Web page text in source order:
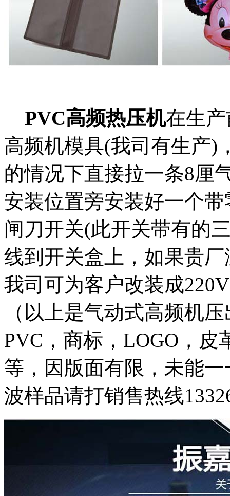
PVC高频热压机在生
高频机模具(我司有生产)
的情况下直接拉一条8厘
安装位置旁安装好一个
闸刀开关(此开关带有的
线到开关盒上，如果贵
我司可为客户改装成
（以上是气动式高频机
PVC，商标，LOGO，皮
等，因版面有限，未能
波样品请打销售热线